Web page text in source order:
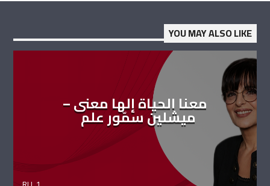
YOU MAY ALSO LIKE
معنا الحياة إلها معنى –
ميشلين سمّور علم